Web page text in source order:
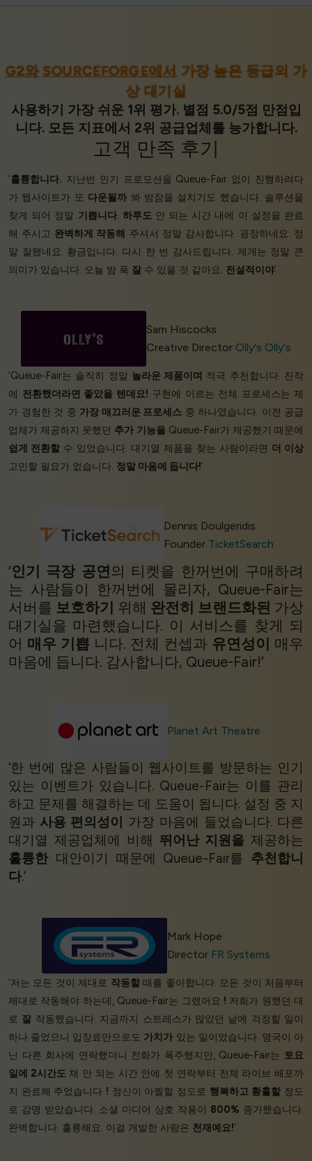
G2와 SOURCEFORGE에서 가장 높은 등급의 가
상 대기실
사용하기 가장 쉬운 1위 평가. 별점 5.0/5점 만점입
니다. 모든 지표에서 2위 공급업체를 능가합니다.
고객 만족 후기
‘훌륭합니다. 지난번 인기 프로모션을 Queue-Fair 없이 진행하려다
가 웹사이트가 또 다운될까 봐 밤잠을 설치기도 했습니다. 솔루션을
찾게 되어 정말 기쁩니다. 하루도안 되는 시간 내에 이 설정을 완료
해 주시고 완벽하게 작동해 주셔서 정말 감사합니다. 굉장하네요. 정
말 잘됐네요. 황금입니다. 다시 한 번 감사드립니다. 제게는 정말 큰
의미가 있습니다. 오늘 밤 푹 잘 수 있을 것 같아요. 전설적이야’
Sam Hiscocks
Creative Director Olly's Olly's
‘Queue-Fair는 솔직히 정말 놀라운 제품이며 적극 추천합니다. 진작
에 전환했더라면 좋았을 텐데요! 구현에 이르는 전체 프로세스는 제
가 경험한 것 중 가장 매끄러운 프로세스 중 하나였습니다. 이전 공급
업체가 제공하지 못했던 추가 기능을Queue-Fair가 제공했기 때문에
쉽게 전환할 수 있었습니다. 대기열 제품을 찾는 사람이라면 더 이상
고민할 필요가 없습니다. 정말 마음에 듭니다!’
Dennis Doulgeridis
Founder TicketSearch
‘인기 극장 공연의 티켓을 한꺼번에 구매하려
는 사람들이 한꺼번에 몰리자, Queue-Fair는
서버를 보호하기 위해 완전히 브랜드화된 가상
대기실을 마련했습니다. 이 서비스를 찾게 되
어 매우 기쁩 니다. 전체 컨셉과 유연성이 매우
마음에 듭니다. 감사합니다, Queue-Fair!’
Planet Art Theatre
‘한 번에 많은 사람들이 웹사이트를 방문하는 인기
있는 이벤트가 있습니다. Queue-Fair는 이를 관리
하고 문제를 해결하는 데 도움이 됩니다. 설정 중 지
원과 사용 편의성이
가장 마음에 들었습니다. 다른
대기열 제공업체에 비해 뛰어난 지원을 제공하는
훌륭한 대안이기 때문에 Queue-Fair를 추천합니
다.’
Mark Hope
Director FR Systems
‘저는 모든 것이 제대로 작동할때를 좋아합니다. 모든 것이 처음부터
제대로 작동해야 하는데, Queue-Fair는 그랬어요 ! 저희가 원했던 대
로 잘 작동했습니다. 지금까지 스트레스가 많았던 날에 걱정할 일이
하나 줄었으니 입장료만으로도 가치가 있는 일이었습니다. 영국이 아
닌 다른 회사에 연락했더니 전화가 폭주했지만, Queue-Fair는 토요
일에 2시간도채 안 되는 시간 안에 첫 연락부터 전체 라이브 배포까
지 완료해 주었습니다 ! 정신이 아찔할 정도로 행복하고 황홀할 정도
로 감명 받았습니다. 소셜 미디어 상호 작용이 800% 증가했습니다.
완벽합니다. 훌륭해요. 이걸 개발한 사람은 천재예요!’